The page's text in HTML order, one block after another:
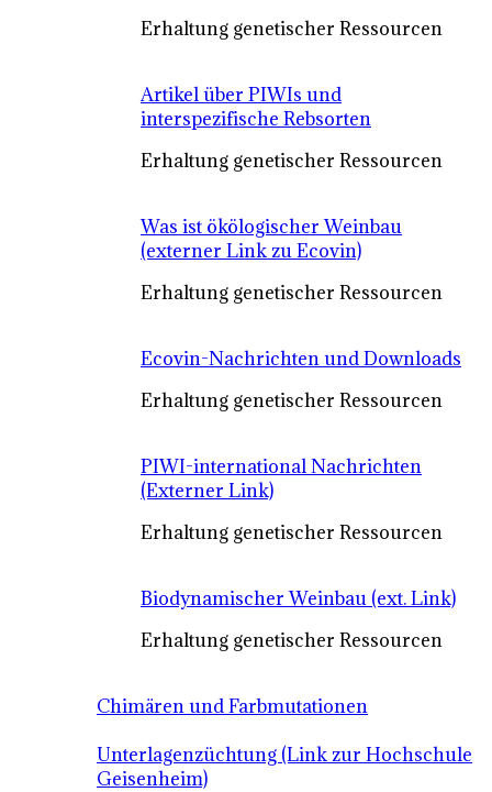
Erhaltung genetischer Ressourcen
Artikel über PIWIs und
interspezifische Rebsorten
Erhaltung genetischer Ressourcen
Was ist ökölogischer Weinbau
(externer Link zu Ecovin)
Erhaltung genetischer Ressourcen
Ecovin-Nachrichten und Downloads
Erhaltung genetischer Ressourcen
PIWI-international Nachrichten
(Externer Link)
Erhaltung genetischer Ressourcen
Biodynamischer Weinbau (ext. Link)
Erhaltung genetischer Ressourcen
Chimären und Farbmutationen
Unterlagenzüchtung (Link zur Hochschule
Geisenheim)